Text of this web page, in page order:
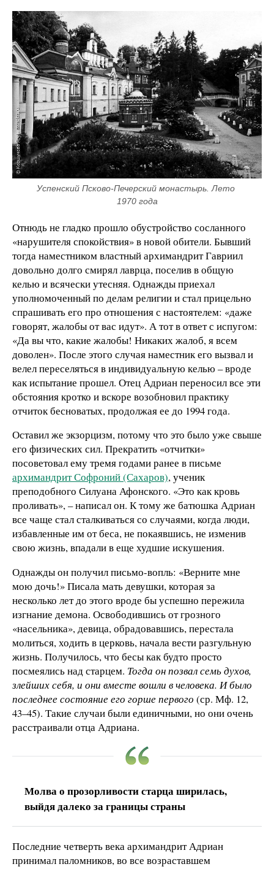
Успенский Псково-Печерский монастырь. Лето
1970 года
Отнюдь не гладко прошло обустройство сосланного
«нарушителя спокойствия» в новой обители. Бывший
тогда наместником властный архимандрит Гавриил
довольно долго смирял лаврца, поселив в общую
келью и всячески утесняя. Однажды приехал
уполномоченный по делам религии и стал прицельно
спрашивать его про отношения с настоятелем: «даже
говорят, жалобы от вас идут». А тот в ответ с испугом:
«Да вы что, какие жалобы! Никаких жалоб, я всем
доволен». После этого случая наместник его вызвал и
велел переселяться в индивидуальную келью – вроде
как испытание прошел. Отец Адриан переносил все эти
обстояния кротко и вскоре возобновил практику
отчиток бесноватых, продолжая ее до 1994 года.
Оставил же экзорцизм, потому что это было уже свыше
его физических сил. Прекратить «отчитки»
посоветовал ему тремя годами ранее в письме
архимандрит Софроний (Сахаров), ученик
преподобного Силуана Афонского. «Это как кровь
проливать», – написал он. К тому же батюшка Адриан
все чаще стал сталкиваться со случаями, когда люди,
избавленные им от беса, не покаявшись, не изменив
свою жизнь, впадали в еще худшие искушения.
Однажды он получил письмо-вопль: «Верните мне
мою дочь!» Писала мать девушки, которая за
несколько лет до этого вроде бы успешно пережила
изгнание демона. Освободившись от грозного
«насельника», девица, обрадовавшись, перестала
молиться, ходить в церковь, начала вести разгульную
жизнь. Получилось, что бесы как будто просто
посмеялись над старцем. Тогда он позвал семь духов,
злейших себя, и они вместе вошли в человека. И было
последнее состояние его горше первого (ср. Мф. 12,
43–45). Такие случаи были единичными, но они очень
расстраивали отца Адриана.
Молва о прозорливости старца ширилась,
выйдя далеко за границы страны
Последние четверть века архимандрит Адриан
принимал паломников, во все возраставшем